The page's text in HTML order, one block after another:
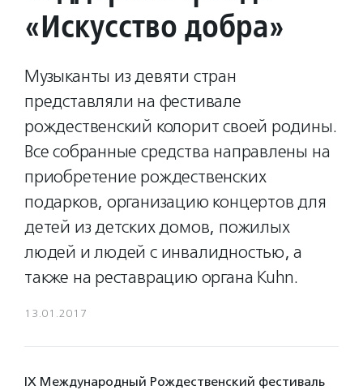
«Искусство добра»
Музыканты из девяти стран
представляли на фестивале
рождественский колорит своей родины.
Все собранные средства направлены на
приобретение рождественских
подарков, организацию концертов для
детей из детских домов, пожилых
людей и людей с инвалидностью, а
также на реставрацию органа Kuhn.
13.01.2017
IX Международный Рождественский фестиваль